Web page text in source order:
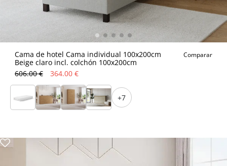
Cama de hotel Cama individual 100x200cm
Beige claro incl. colchón 100x200cm
Comparar
606.00 € 364.00 €
+7